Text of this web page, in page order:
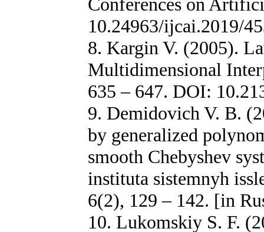
Conferences on
10.24963/ijcai.2019/
8. Kargin V. (2005).
Multidimensional
635 – 647. DOI:
9. Demidovich V. B.
by generalized
smooth Chebyshev
instituta sistemnyh
6(2), 129 – 142. [in
10. Lukomskiy S. F.